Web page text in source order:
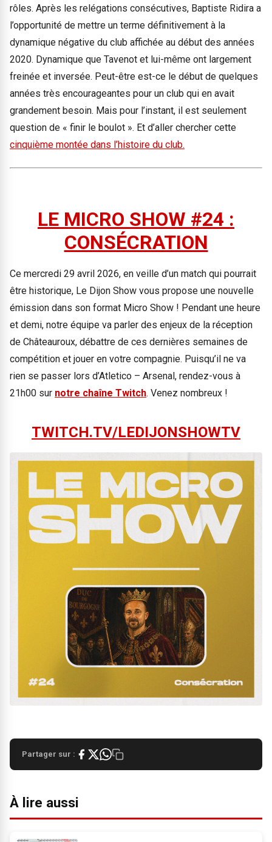
rôles. Après les relégations consécutives, Baptiste Ridira a
l’opportunité de mettre un terme définitivement à la
dynamique négative du club affichée au début des années
2020. Dynamique que Tavenot et lui-même ont largement
freinée et inversée. Peut-être est-ce le début de quelques
années très encourageantes pour un club qui en avait
grandement besoin. Mais pour l’instant, il est seulement
question de « finir le boulot ». Et d’aller chercher cette
cinquième montée dans l’histoire du club.
LE MICRO SHOW #24 :
CONSÉCRATION
Ce mercredi 29 avril 2026, en veille d’un match qui pourrait
être historique, Le Dijon Show vous propose une nouvelle
émission dans son format Micro Show ! Pendant une heure
et demi, notre équipe va parler des enjeux de la réception
de Châteauroux, débattre de ces dernières semaines de
compétition et jouer en votre compagnie. Puisqu’il ne va
rien se passer lors d’Atletico – Arsenal, rendez-vous à
21h00 sur notre chaîne Twitch. Venez nombreux !
TWITCH.TV/LEDIJONSHOWTV
Partager sur :
À lire aussi